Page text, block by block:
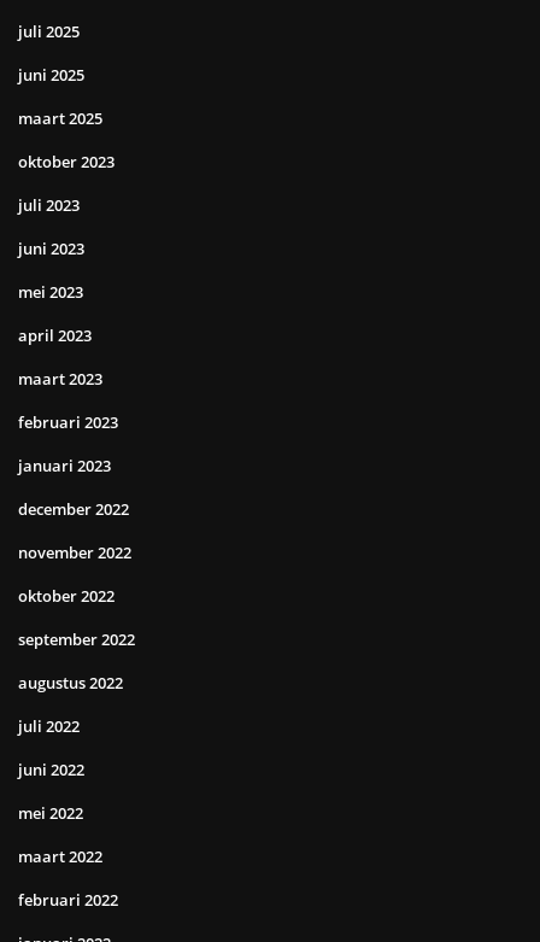
juli 2025
juni 2025
maart 2025
oktober 2023
juli 2023
juni 2023
mei 2023
april 2023
maart 2023
februari 2023
januari 2023
december 2022
november 2022
oktober 2022
september 2022
augustus 2022
juli 2022
juni 2022
mei 2022
maart 2022
februari 2022